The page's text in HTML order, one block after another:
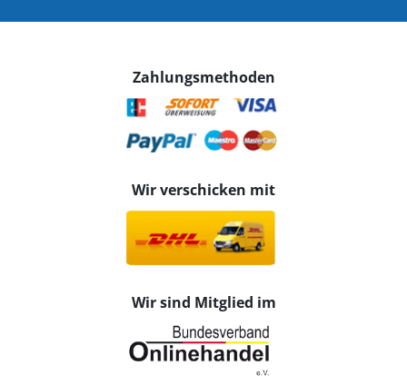
Zahlungsmethoden
Wir verschicken mit
Wir sind Mitglied im